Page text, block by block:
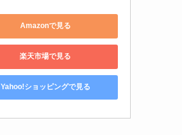
Amazonで見る
楽天市場で見る
Yahoo!ショッピングで見る